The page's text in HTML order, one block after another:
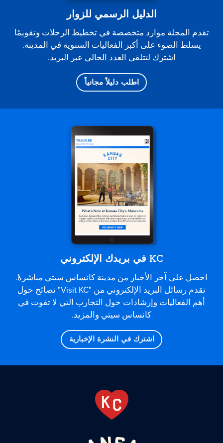
الدليل الرسمي للزوار
تقدم المجلة موارد متخصصة في تخطيط الرحلات وتقويمًا
يسلط الضوء على أكبر الفعاليات السنوية في المدينة.
اشترك لتتلقى العدد الحالي عبر البريد.
اطلب دليلاً مجانياً
KC في بريدك الإلكتروني
احصل على آخر الأخبار من مدينة كانساس سيتي مباشرةً.
تقدم رسائل البريد الإلكتروني من "Visit KC" نصائح حول
أهم الفعاليات وإرشادات حول التجارب التي لا تفوت في
كانساس سيتي والمزيد.
اشترك في النشرة الإخبارية